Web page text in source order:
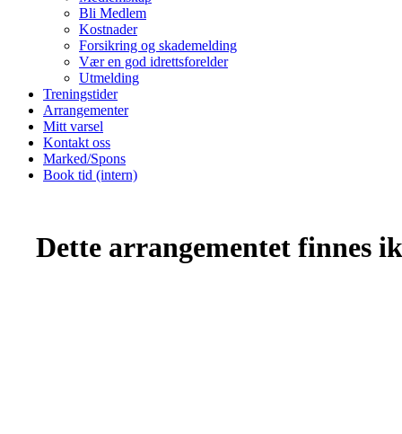
Bli Medlem
Kostnader
Forsikring og skademelding
Vær en god idrettsforelder
Utmelding
Treningstider
Arrangementer
Mitt varsel
Kontakt oss
Marked/Spons
Book tid (intern)
Dette arrangementet finnes